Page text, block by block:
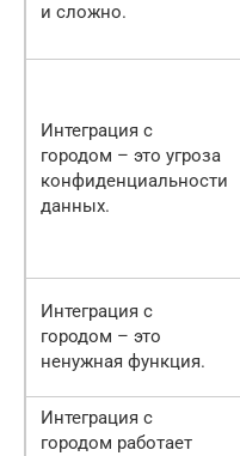
и сложно.
Интеграция с
городом – это угроза
конфиденциальности
данных.
Интеграция с
городом – это
ненужная функция.
Интеграция с
городом работает